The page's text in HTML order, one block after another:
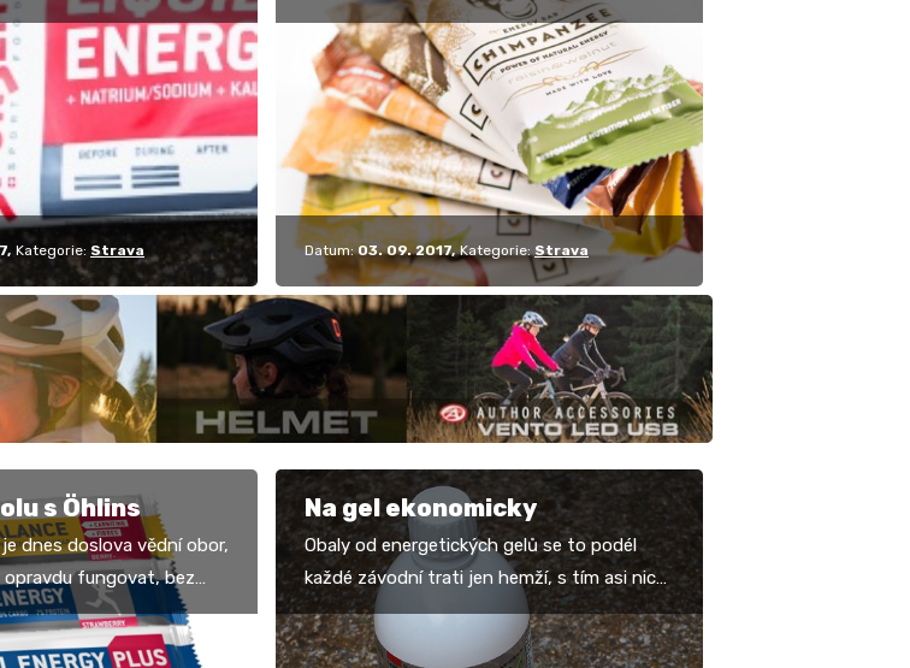
to prostě musí
Kategorie: Strava
výživě volají po BIO produktech, bezlepkové
stravě, a hlavně po zdravých potravinových
doplňcích.…
Datum: 03. 09. 2017 Kategorie: Strava
s Öhlins
dnes doslova vědní obor,
opravdu fungovat, bez
a fyzikálních
Na gel ekonomicky
Obaly od energetických gelů se to podél
každé závodní trati jen hemží, s tím asi nic
nenaděláme, ale pokud myslíte ekologicky i
ekonomicky,…